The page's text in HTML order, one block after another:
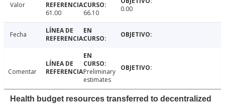
Valor
61.00
66.10 0.00
Fecha
Comentar
Preliminary
estimates
Health budget resources transferred to decentralized